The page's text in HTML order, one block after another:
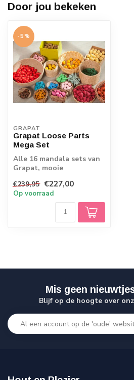
Door jou bekeken
-5%
GRAPAT
Grapat Loose Parts
Mega Set
Alle 16 mandala sets van
Grapat, mooie
verzending!
€239,95 €227,00
Op voorraad
Mis geen
Blijf op de hoogte over